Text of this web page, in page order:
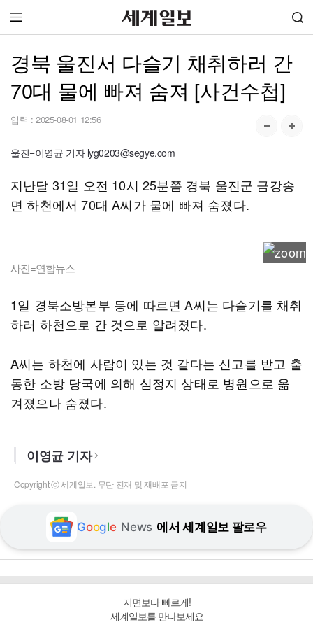
경북 울진서 다슬기 채취하러 간
70대 물에 빠져 숨져 [사건수첩]
입력 : 2025-08-01 12:56
울진=이영균 기자 lyg0203@segye.com
지난달 31일 오전 10시 25분쯤 경북 울진군 금강송
면 하천에서 70대 A씨가 물에 빠져 숨졌다.
사진=연합뉴스
1일 경북소방본부 등에 따르면 A씨는 다슬기를 채취
하러 하천으로 간 것으로 알려졌다.
A씨는 하천에 사람이 있는 것 같다는 신고를 받고 출
동한 소방 당국에 의해 심정지 상태로 병원으로 옮
겨졌으나 숨졌다.
이영균 기자
Copyright ⓒ 세계일보. 무단 전재 및 재배포 금지
Google News 에서 세계일보 팔로우
지면보다 빠르게!
세계일보를 만나보세요